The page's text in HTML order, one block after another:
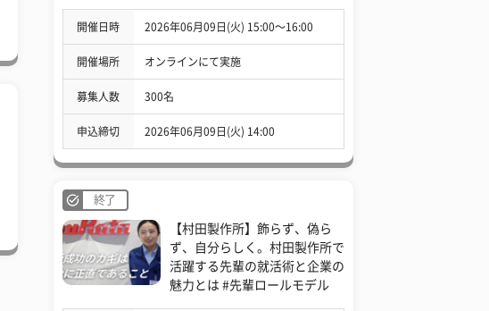
開催日時 2026年06月09日(火) 15:00〜16:00
開催場所 オンラインにて実施
募集人数 300名
申込締切 2026年06月09日(火) 14:00
終了
【村田製作所】飾らず、偽ら
ず、自分らしく。村田製作所で
活躍する先輩の就活術と企業の
魅力とは #先輩ロールモデル